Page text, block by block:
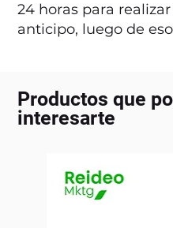
24 horas para
anticipo, luego de
Productos que
interesarte